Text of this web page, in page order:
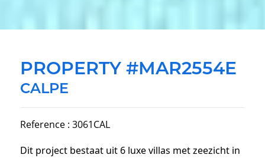
PROPERTY #MAR2554E
CALPE
Reference : 3061CAL
Dit project bestaat uit 6 luxe villas met zeezicht in